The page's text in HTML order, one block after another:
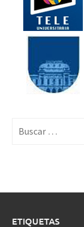
ETIQUETAS